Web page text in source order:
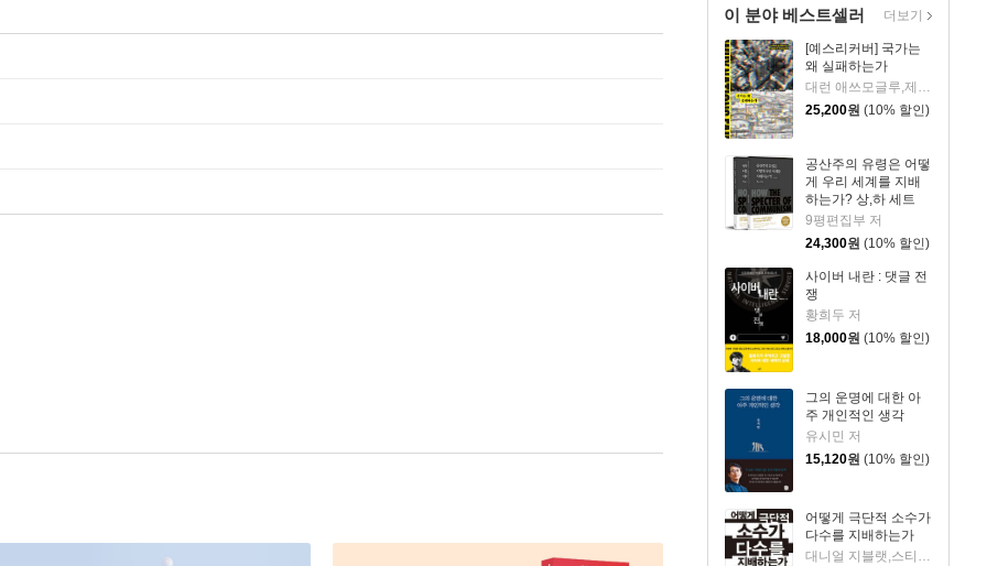
이 분야 베스트셀러
[예스리커버] 국가는
왜 실패하는가
대런 애쓰모글루,제임스 A. 로빈슨 공저/최완규 역/장경덕 감수
25,200원 (10% 할인)
공산주의 유령은 어떻
게 우리 세계를 지배
하는가? 상,하 세트
9평편집부 저
24,300원 (10% 할인)
사이버 내란 : 댓글 전
쟁
황희두 저
18,000원 (10% 할인)
그의 운명에 대한 아
주 개인적인 생각
유시민 저
15,120원 (10% 할인)
어떻게 극단적 소수가
다수를 지배하는가
대니얼 지블랫,스티븐 레비츠키 저
더보기